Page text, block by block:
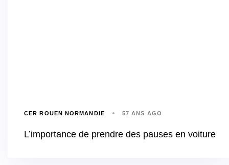
CER ROUEN NORMANDIE 57 ANS AGO
L’importance de prendre des pauses en voiture